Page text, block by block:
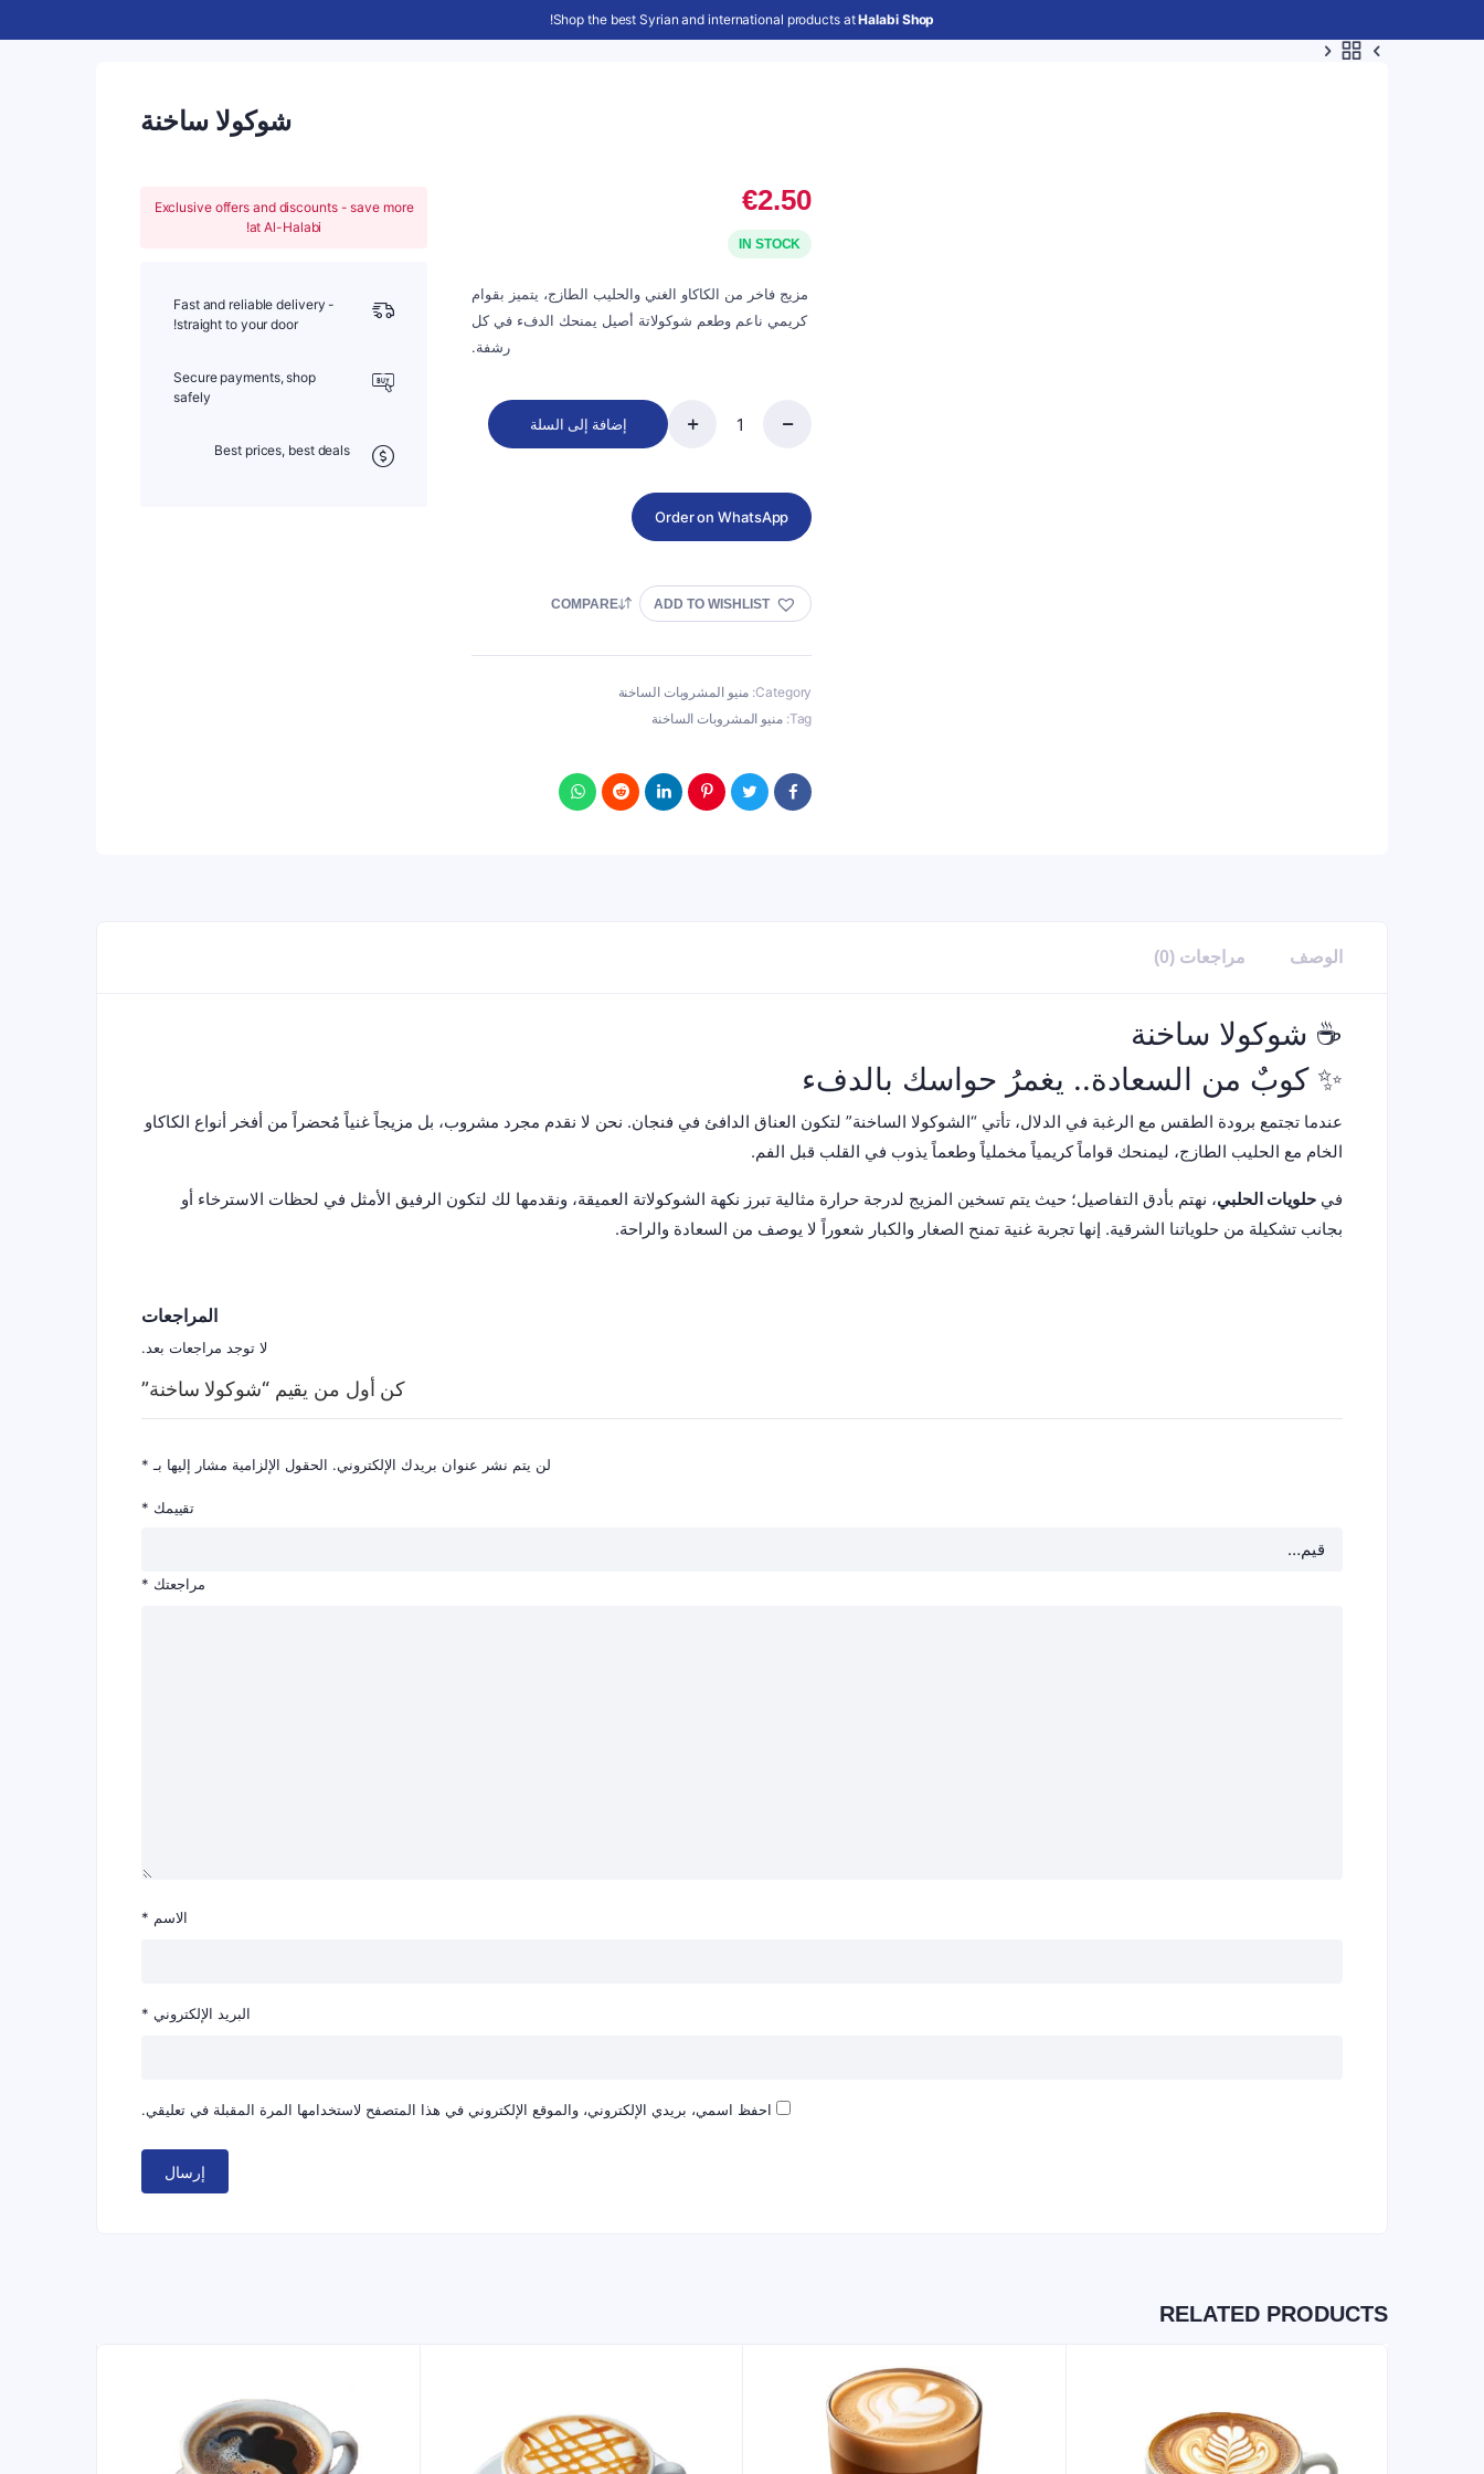
Shop the best Syrian and international products atHalabi Shop
!
شوكولا ساخنة
€2.50
IN STOCK
مزيج فاخر من الكاكاو الغني والحليب الطازج، يتميز بقوام
كريمي ناعم وطعم شوكولاتة أصيل يمنحك الدفء في كل
رشفة.
إضافة إلى السلة
Order on WhatsApp
ADD TO WISHLIST
COMPARE
Category: منيو المشروبات الساخنة
Tag: منيو المشروبات الساخنة
Exclusive offers and discounts - save more
at Al-Halabi!
Fast and reliable delivery -
straight to your door!
Secure payments, shop
safely
Best prices, best deals
الوصف مراجعات (0)
☕ شوكولا ساخنة
✨ كوبٌ من السعادة.. يغمرُ حواسك بالدفء
عندما تجتمع برودة الطقس مع الرغبة في الدلال، تأتي “الشوكولا الساخنة” لتكون العناق الدافئ في فنجان. نحن لا نقدم مجرد مشروب، بل مزيجاً غنياً مُحضراً من أفخر أنواع الكاكاو
الخام مع الحليب الطازج، ليمنحك قواماً كريمياً مخملياً وطعماً يذوب في القلب قبل الفم.
في حلويات الحلبي، نهتم بأدق التفاصيل؛ حيث يتم تسخين المزيج لدرجة حرارة مثالية تبرز نكهة الشوكولاتة العميقة، ونقدمها لك لتكون الرفيق الأمثل في لحظات الاسترخاء أو
بجانب تشكيلة من حلوياتنا الشرقية. إنها تجربة غنية تمنح الصغار والكبار شعوراً لا يوصف من السعادة والراحة.
المراجعات
لا توجد مراجعات بعد.
كن أول من يقيم “شوكولا ساخنة”
لن يتم نشر عنوان بريدك الإلكتروني. الحقول الإلزامية مشار إليها بـ *
تقييمك *
مراجعتك *
الاسم *
البريد الإلكتروني *
احفظ اسمي، بريدي الإلكتروني، والموقع الإلكتروني في هذا المتصفح لاستخدامها المرة المقبلة في تعليقي.
RELATED PRODUCTS